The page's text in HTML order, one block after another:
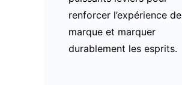
renforcer l’expérience de
marque et marquer
durablement les esprits.